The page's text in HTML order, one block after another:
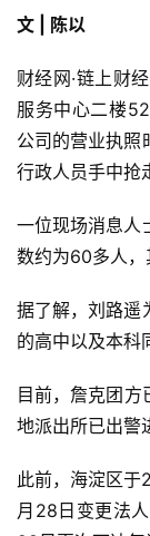
文 | 陈以
财经网·链上财
服务中心二楼
公司的营业执照
行政人员手中抢
一位现场消息人
数约为60多人，
据了解，刘路遥
的高中以及本科
目前，詹克团
地派出所已出警
此前，海淀区于
月28日变更法